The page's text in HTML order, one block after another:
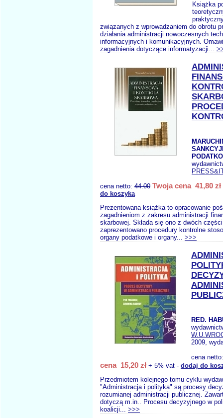
Książka
związanych z wprowadzaniem do obrotu
działania administracji nowoczesnych
informacyjnych i komunikacyjnych.
zagadnienia dotyczące informatyzacji...
cena netto: 44.00 Twoja cena 41,80 zł
do koszyka
Prezentowana książka to opracowanie
zagadnieniom z zakresu administracji
skarbowej. Składa się ono z dwóch
zaprezentowano procedury kontrolne
organy podatkowe i organy... >>>
RED.
2009,
cena
cena 15,20 zł + 5% vat - dodaj do
Przedmiotem kolejnego tomu cyklu
"Administracja i polityka" są procesy
rozumianej administracji publicznej.
dotyczą m.in.. Procesu decyzyjnego w
koalicji... >>>